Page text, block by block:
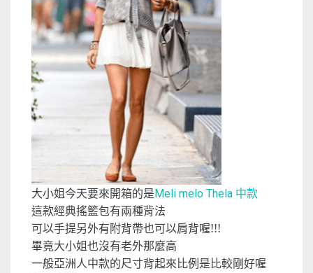
大小姐今天要來開箱的是 Meli melo Thela 中款
這款經典搖籃包有兩種背法
可以手提另外有附背帶也可以肩背喔!!!
畢竟大小姐也沒有老外那麼高
一般亞洲人中款的尺寸背起來比例是比較剛好喔